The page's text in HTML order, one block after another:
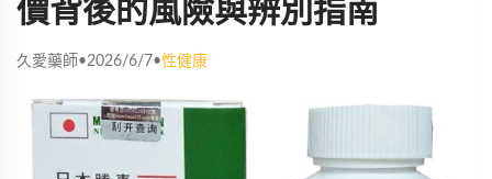
價背後的風險與辨別指南
久愛藥師•2026/6/7•性健康